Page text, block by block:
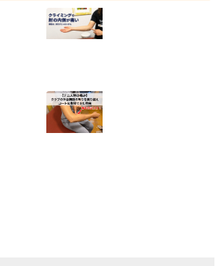
クライミングで肘
の内側が痛い｜
2025年度日本代
表・平野夏海選手